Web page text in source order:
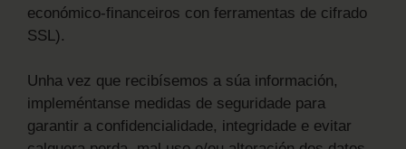
económico-financeiros con ferramentas de cifrado
SSL).
Unha vez que recibísemos a súa información,
impleméntanse medidas de seguridade para
garantir a confidencialidade, integridade e evitar